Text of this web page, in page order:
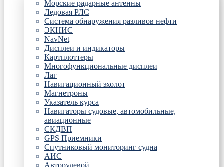
Морские радарные антенны
Ледовая РЛС
Система обнаружения разливов нефти
ЭКНИС
NavNet
Дисплеи и индикаторы
Картплоттеры
Многофункциональные дисплеи
Лаг
Навигационный эхолот
Магнетроны
Указатель курса
Навигаторы судовые, автомобильные,
авиационные
СКДВП
GPS Приемники
Спутниковый мониторинг судна
АИС
Авторулевой